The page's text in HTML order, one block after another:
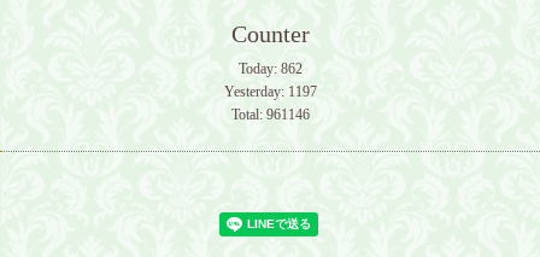
Counter
Today: 862
Yesterday: 1197
Total: 961146